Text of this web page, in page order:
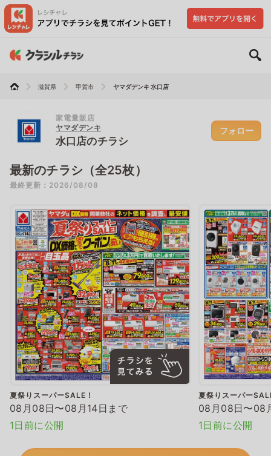
滋賀県 甲賀市 ヤマダデンキ 水口店
家電量販店
ヤマダデンキ
水口店のチラシ
フォロー
最新のチラシ（全25枚）
最終更新：2026/08/08
夏祭りスーパーSALE！
08月08日〜08月14日まで
1日前に公開
夏祭りスーパー
08月08日〜08
1日前に公開